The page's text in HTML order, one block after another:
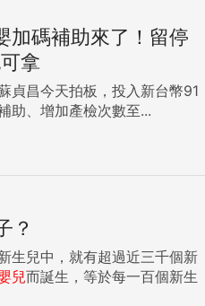
財政部叫不動其他銀行，只好
說：「這
銀、土銀和中信局仍各自維
依然屬於各自的銀行，甚至未
沿用原本的存摺，連加個新帳
併？」 財政部官員也
信局三家法人都沒有消失，而
此，財政部版的金融控股公司
金融控股公司不但可下轄不同
擁有三家功能類似的商業銀
過渡現象，長期而言，仍將
轄一家銀行。只是過渡期會有
？ 如果將官員的
合併後，不是將三家銀行簡化
加碼補助來了！留停
拿
貞昌今天拍板，投入新台幣91
助、增加產檢次數至...
？
生兒中，就有超過近三千個新
兒而誕生，等於每一百個新生